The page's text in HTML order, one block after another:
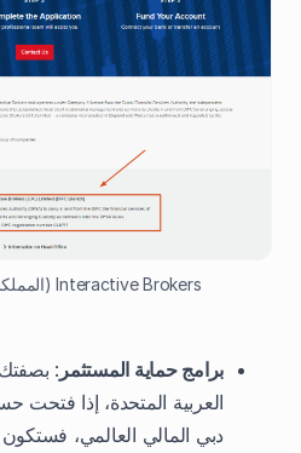
Interactive Brokers (المملكة المتحدة) حالة تنظيمية محدودة
برامج حماية المستثمر :
العربية المتحدة، إذا فتحت
دبي المالي العالمي،